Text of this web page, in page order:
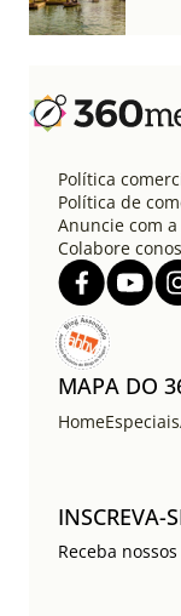
Política
Política de
Anuncie com
Colabore
MAPA DO
HomeEspeciais
INSCREVA-
Receba